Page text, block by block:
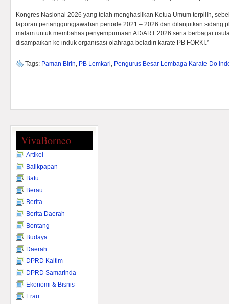
Kongres Nasional 2026 yang telah menghasilkan Ketua Umum terpilih,
laporan pertanggungjawaban periode 2021 – 2026 dan dilanjutkan sidang
malam untuk membahas penyempurnaan AD/ART 2026 serta berbagai
disampaikan ke induk organisasi olahraga beladiri karate PB FORKI.*
Tags: Paman Birin, PB Lemkari, Pengurus Besar Lembaga Karate-Do
VivaBorneo
Artikel
Balikpapan
Batu
Berau
Berita
Berita Daerah
Bontang
Budaya
Daerah
DPRD Kaltim
DPRD Samarinda
Ekonomi & Bisnis
Erau